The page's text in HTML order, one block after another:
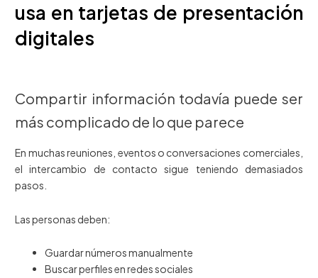
usa en tarjetas de presentación
digitales
Compartir información todavía puede ser
más complicado de lo que parece
En muchas reuniones, eventos o conversaciones comerciales,
el intercambio de contacto sigue teniendo demasiados
pasos.
Las personas deben:
Guardar números manualmente
Buscar perfiles en redes sociales